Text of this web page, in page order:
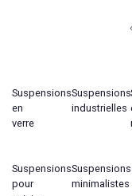
Suspensions
en
verre
Suspensions
industrielles
Suspensions
pour
Suspensions
minimalistes